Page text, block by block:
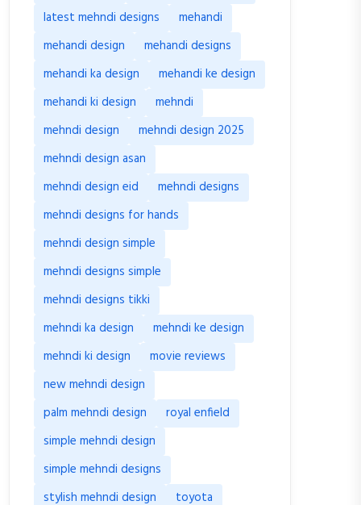
latest mehndi designs
mehandi
mehandi design
mehandi designs
mehandi ka design
mehandi ke design
mehandi ki design
mehndi
mehndi design
mehndi design 2025
mehndi design asan
mehndi design eid
mehndi designs
mehndi designs for hands
mehndi design simple
mehndi designs simple
mehndi designs tikki
mehndi ka design
mehndi ke design
mehndi ki design
movie reviews
new mehndi design
palm mehndi design
royal enfield
simple mehndi design
simple mehndi designs
stylish mehndi design
toyota